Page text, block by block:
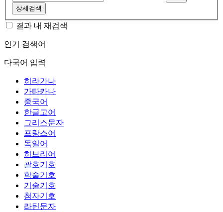
상세검색
결과 내 재검색
인기 검색어
다국어 입력
히라가나
가타카나
중국어
한글고어
그리스문자
프랑스어
독일어
히브리어
괄호기호
학술기호
기술기호
첨자기호
라틴문자